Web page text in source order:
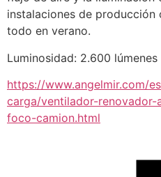
instalaciones de producción
todo en verano.
Luminosidad: 2.600
https://www.angelmir.com/
carga/ventilador-
foco-camion.html